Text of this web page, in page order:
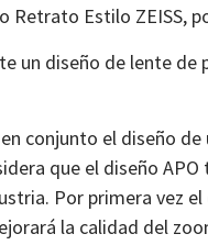
Retrato Estilo ZEISS,
un diseño de lente
conjunto el diseño
que el diseño
Por primera vez el
la calidad del